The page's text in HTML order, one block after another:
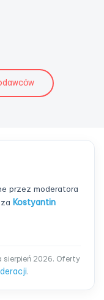
przez moderatora
Kostyantin
sierpień 2026. Oferty
.